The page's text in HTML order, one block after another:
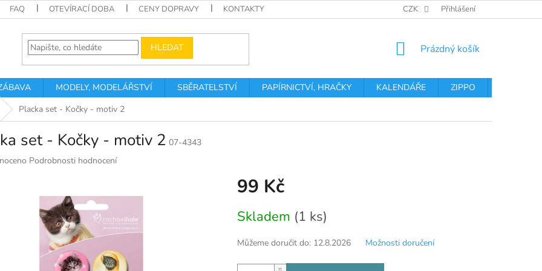
FAQ OTEVÍRACÍ DOBA CENY DOPRAVY KONTAKTY PODMÍNKY OCHRANY OSOBNÍCH
CZK Přihlášení
HLEDAT
NÁKUPNÍ
Prázdný košík
MODELY, MODELÁŘSTVÍ SBĚRATELSTVÍ PAPÍRNICTVÍ, HRAČKY KALENDÁŘE ZIPPO
Placka set - Kočky - motiv 2
set - Kočky - motiv 2 07-4343
Podrobnosti hodnocení
99 Kč
cena:
Skladem (1 ks)
Můžeme doručit do: 12.8.2026 Možnosti doručení